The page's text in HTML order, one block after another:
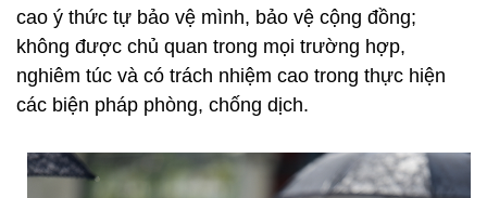
cao ý thức tự bảo vệ mình, bảo vệ cộng đồng;
không được chủ quan trong mọi trường hợp,
nghiêm túc và có trách nhiệm cao trong thực hiện
các biện pháp phòng, chống dịch.